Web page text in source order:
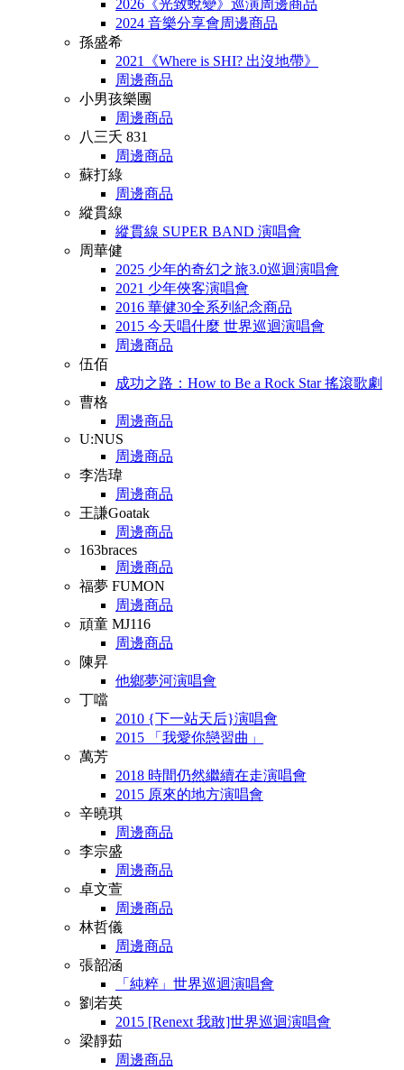
2026《光致蛻變》巡演周邊商品
2024 音樂分享會周邊商品
孫盛希
2021《Where is SHI? 出沒地帶》
周邊商品
小男孩樂團
周邊商品
八三夭 831
周邊商品
蘇打綠
周邊商品
縱貫線
縱貫線 SUPER BAND 演唱會
周華健
2025 少年的奇幻之旅3.0巡迴演唱會
2021 少年俠客演唱會
2016 華健30全系列紀念商品
2015 今天唱什麼 世界巡迴演唱會
周邊商品
伍佰
成功之路：How to Be a Rock Star 搖滾歌劇
曹格
周邊商品
U:NUS
周邊商品
李浩瑋
周邊商品
王謙Goatak
周邊商品
163braces
周邊商品
福夢 FUMON
周邊商品
頑童 MJ116
周邊商品
陳昇
他鄉夢河演唱會
丁噹
2010 {下一站天后}演唱會
2015 「我愛你戀習曲」
萬芳
2018 時間仍然繼續在走演唱會
2015 原來的地方演唱會
辛曉琪
周邊商品
李宗盛
周邊商品
卓文萱
周邊商品
林哲儀
周邊商品
張韶涵
「純粹」世界巡迴演唱會
劉若英
2015 [Renext 我敢]世界巡迴演唱會
梁靜茹
周邊商品